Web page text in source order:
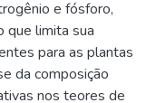
e fósforo,
que limita sua
para as plantas
da composição
nos teores de